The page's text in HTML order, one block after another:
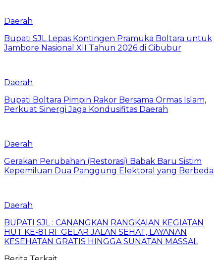
Daerah
Bupati SJL Lepas Kontingen Pramuka Boltara untuk
Jambore Nasional XII Tahun 2026 di Cibubur
Daerah
Bupati Boltara Pimpin Rakor Bersama Ormas Islam,
Perkuat Sinergi Jaga Kondusifitas Daerah
Daerah
Gerakan Perubahan (Restorasi) Babak Baru Sistim
Kepemiluan Dua Panggung Elektoral yang Berbeda
Daerah
BUPATI SJL : CANANGKAN RANGKAIAN KEGIATAN
HUT KE-81 RI GELAR JALAN SEHAT, LAYANAN
KESEHATAN GRATIS HINGGA SUNATAN MASSAL